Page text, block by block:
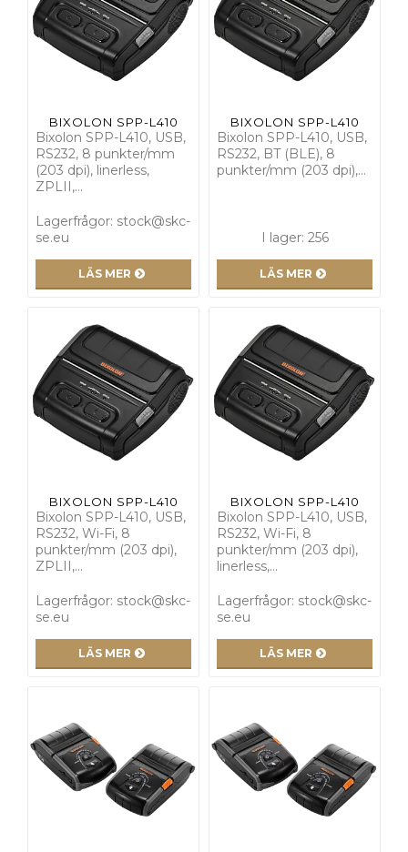
BIXOLON SPP-L410
Bixolon SPP-L410, USB,
RS232, 8 punkter/mm
(203 dpi), linerless,
ZPLII,…
Lagerfrågor: stock@skc-
se.eu
LÄS MER
BIXOLON SPP-L410
Bixolon SPP-L410, USB,
RS232, BT (BLE), 8
punkter/mm (203 dpi),…
I lager: 256
LÄS MER
BIXOLON SPP-L410
Bixolon SPP-L410, USB,
RS232, Wi-Fi, 8
punkter/mm (203 dpi),
ZPLII,…
Lagerfrågor: stock@skc-
se.eu
LÄS MER
BIXOLON SPP-L410
Bixolon SPP-L410, USB,
RS232, Wi-Fi, 8
punkter/mm (203 dpi),
linerless,…
Lagerfrågor: stock@skc-
se.eu
LÄS MER